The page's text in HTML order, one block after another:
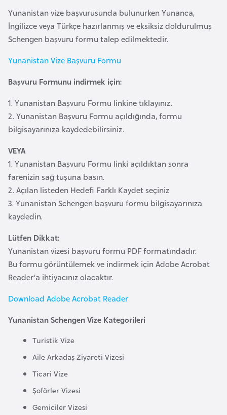
Yunanistan vize başvurusunda bulunurken Yunanca,
İngilizce veya Türkçe hazırlanmış ve eksiksiz doldurulmuş
Schengen başvuru formu talep edilmektedir.
Yunanistan Vize Başvuru Formu
Başvuru Formunu indirmek için:
1. Yunanistan Başvuru Formu linkine tıklayınız.
2. Yunanistan Başvuru Formu açıldığında, formu
bilgisayarınıza kaydedebilirsiniz.
VEYA
1. Yunanistan Başvuru Formu linki açıldıktan sonra
farenizin sağ tuşuna basın.
2. Açılan listeden Hedefi Farklı Kaydet seçiniz
3. Yunanistan Schengen başvuru formu bilgisayarınıza
kaydedin.
Lütfen Dikkat:
Yunanistan vizesi başvuru formu PDF formatındadır.
Bu formu görüntülemek ve indirmek için Adobe Acrobat
Reader’a ihtiyacınız olacaktır.
Download Adobe Acrobat Reader
Yunanistan Schengen Vize Kategorileri
Turistik Vize
Aile Arkadaş Ziyareti Vizesi
Ticari Vize
Şoförler Vizesi
Gemiciler Vizesi
B
h
e
y
n
B
a
g
l
d
e
ş
B
a